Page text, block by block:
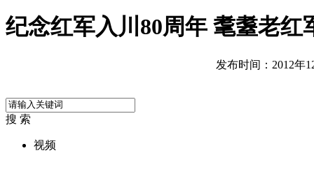
纪念红军入川80周年 耄耋老红
发布时间：2012年
搜 索
视频